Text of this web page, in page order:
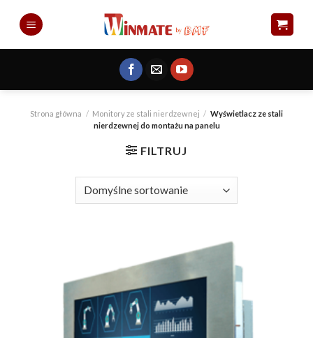
Strona główna / Monitory ze stali nierdzewnej / Wyświetlacz ze stali
nierdzewnej do montażu na panelu
FILTRUJ